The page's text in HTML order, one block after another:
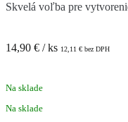
Skvelá voľba pre
14,90 € / ks 12,11 € bez DPH
Na sklade
Na sklade